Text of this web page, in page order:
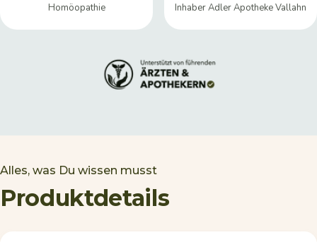
Homöopathie
Inhaber Adler Apotheke Vallahn
Alles, was Du wissen musst
Produktdetails